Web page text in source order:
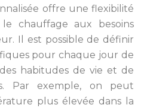
offre une flexibilité
chauffage aux besoins
Il est possible de définir
pour chaque jour de
habitudes de vie et de
Par exemple, on peut
plus élevée dans la